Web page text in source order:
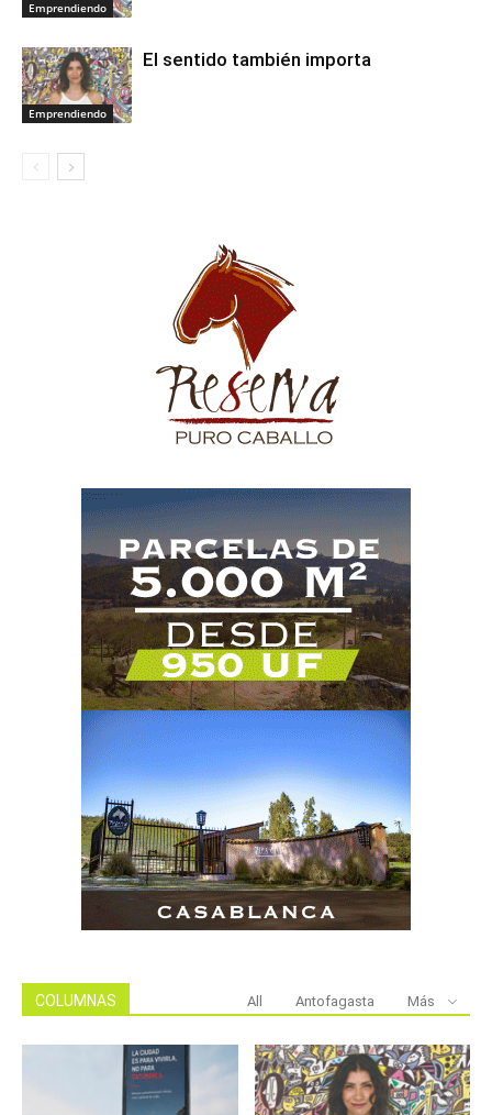
Emprendiendo
Emprendiendo
El sentido también importa
COLUMNAS All Antofagasta Más